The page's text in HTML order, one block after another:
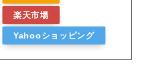
楽天市場
Yahooショッピング